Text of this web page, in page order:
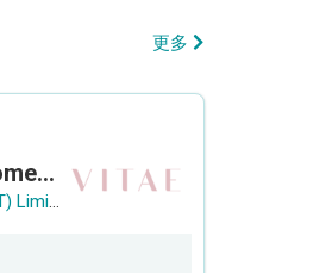
更多
客戶服務主任 Customer Service Officer (銅鑼灣)
Vitae Wellness Beauty (TST) Limited